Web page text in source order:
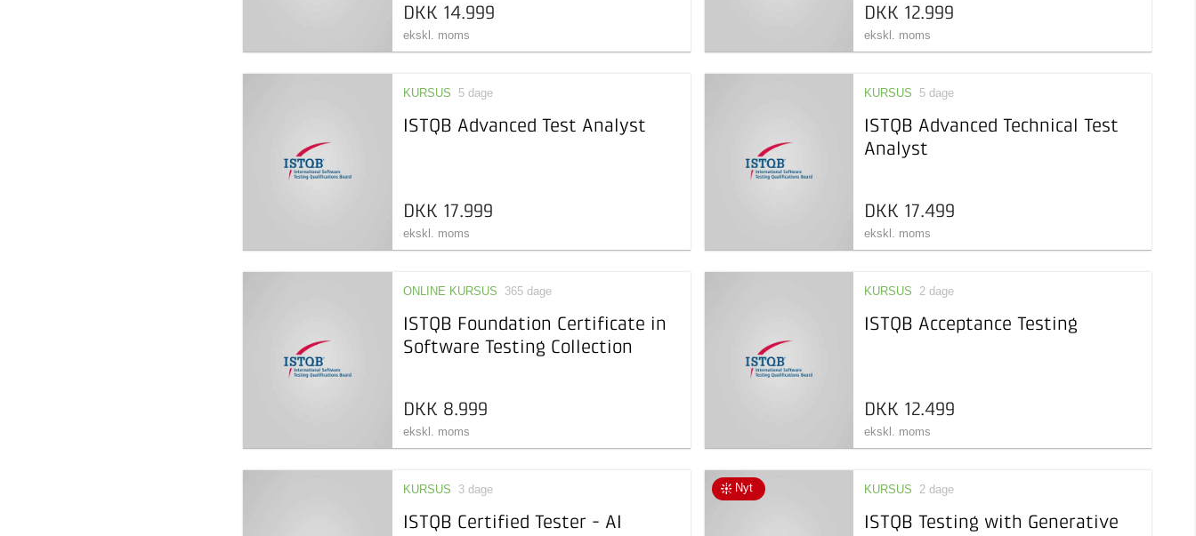
DKK 14.999
ekskl. moms
DKK 12.999
ekskl. moms
KURSUS 5 dage
ISTQB Advanced Test Analyst
DKK 17.999
ekskl. moms
KURSUS 5 dage
ISTQB Advanced Technical Test
Analyst
DKK 17.499
ekskl. moms
ONLINE KURSUS 365 dage
ISTQB Foundation Certificate in
Software Testing Collection
DKK 8.999
ekskl. moms
KURSUS 2 dage
ISTQB Acceptance Testing
DKK 12.499
ekskl. moms
KURSUS 3 dage
ISTQB Certified Tester - AI
Nyt KURSUS 2 dage
ISTQB Testing with Generative